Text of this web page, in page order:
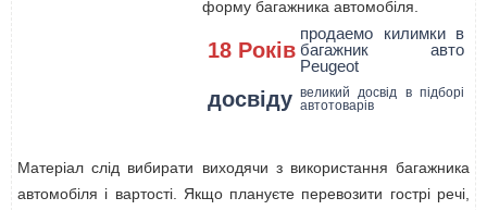
форму багажника автомобіля.
18 Років
продаемо килимки в
багажник авто
Peugeot
досвіду великий досвід в підборі
автотоварів
Матеріал слід вибирати виходячи з використання багажника
автомобіля і вартості. Якщо плануєте перевозити гострі речі,